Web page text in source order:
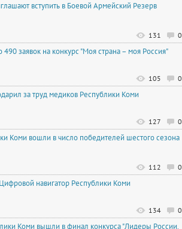
вступить в Боевой Армейский Резерв
0
131
заявок на конкурс "Моя страна – моя Россия"
0
105
за труд медиков Республики Коми
0
127
Коми вошли в число победителей шестого сезона
0
112
навигатор Республики Коми
0
134
Коми вышли в финал конкурса "Лидеры России.